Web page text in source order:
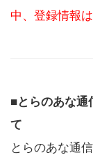
中、登録情報
■とらのあな通
て
とらのあな通